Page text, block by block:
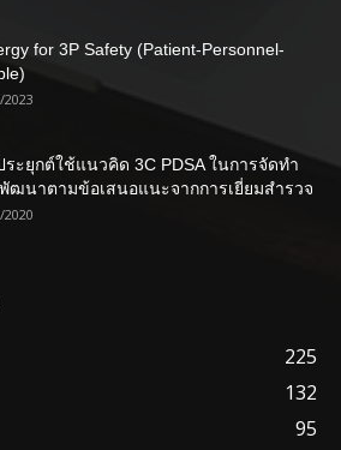
for 3P Safety (Patient-Personnel-
ระยุกต์ใช้แนวคิด 3C PDSA ในการจัดทำ
ฒนาตามข้อเสนอแนะจากการเยี่ยมสำรวจ
225
132
95